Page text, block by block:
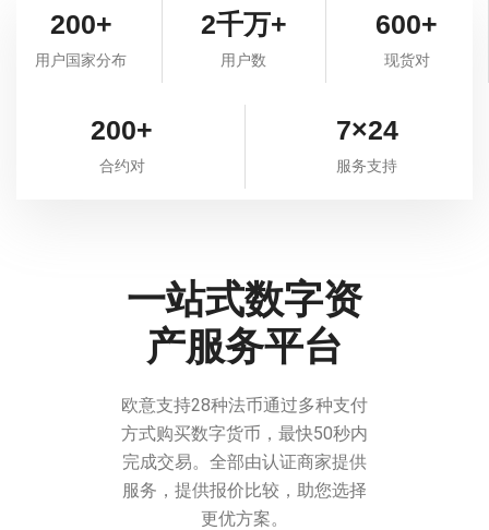
200+
用户国家分布
2千万+
用户数
600+
现货对
200+
合约对
7×24
服务支持
一站式数字资
产服务平台
欧意支持28种法币通过多种支付
方式购买数字货币，最快50秒内
完成交易。全部由认证商家提供
服务，提供报价比较，助您选择
更优方案。